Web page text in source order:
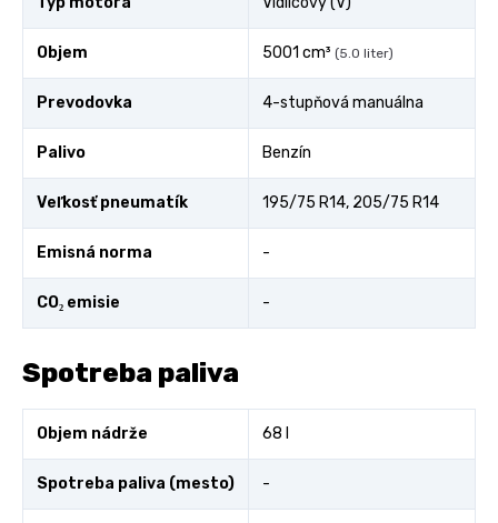
Objem 5001 cm³ (5.0 liter)
Prevodovka 4-stupňová manuálna
Palivo Benzín
Veľkosť pneumatík 195/75 R14, 205/75 R14
Emisná norma -
CO₂ emisie -
Spotreba paliva
Objem nádrže 68 l
Spotreba paliva (mesto) -